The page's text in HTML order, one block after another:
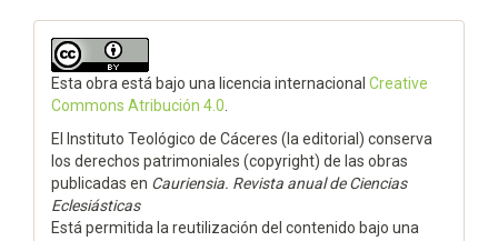
Esta obra está bajo una licencia internacional Creative
Commons Atribución 4.0
El Instituto Teológico de Cáceres (la editorial) conserva
los derechos patrimoniales (copyright) de las obras
publicadas en Cauriensia. Revista anual de Ciencias
Eclesiásticas
Está permitida la reutilización del contenido bajo una